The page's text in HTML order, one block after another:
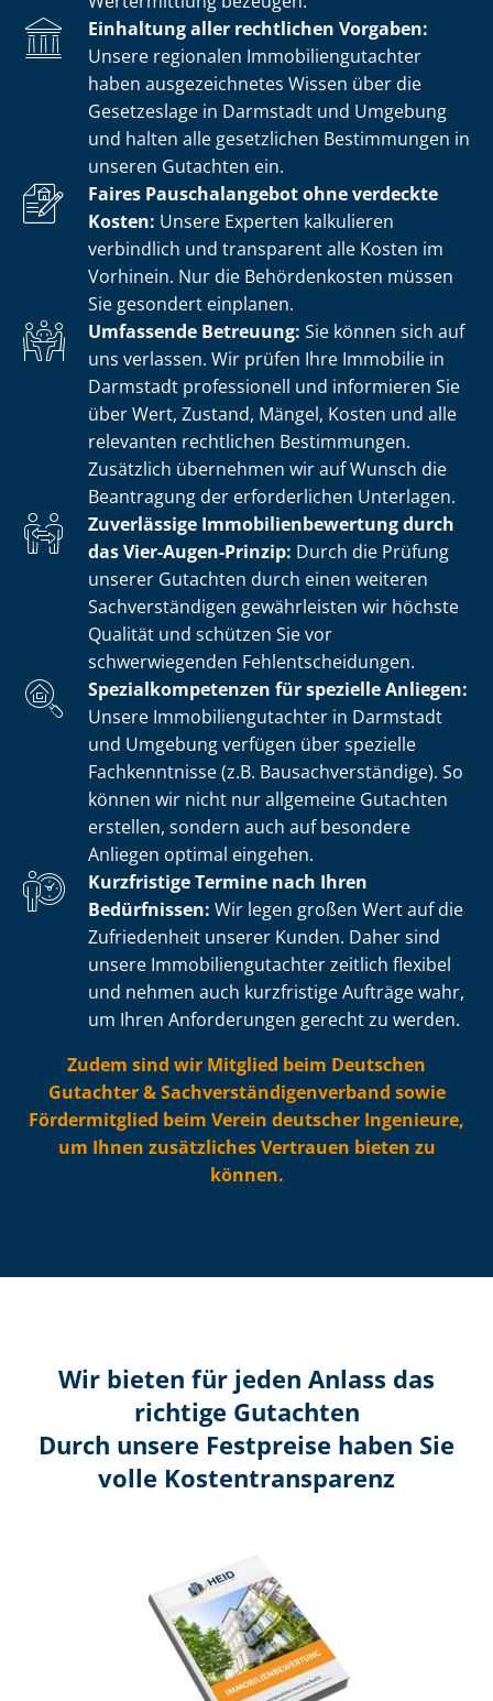
Einhaltung aller rechtlichen Vorgaben:
Unsere regionalen Im­mo­bi­li­en­gut­ach­ter
haben ausgezeichnetes Wissen über die
Gesetzeslage in Darmstadt und Umgebung
und halten alle gesetzlichen Bestimmungen in
unseren Gutachten ein.
Faires Pauschalangebot ohne verdeckte
Kosten: Unsere Experten kalkulieren
verbindlich und transparent alle Kosten im
Vorhinein. Nur die Behördenkosten müssen
Sie gesondert einplanen.
Umfassende Betreuung: Sie können sich auf
uns verlassen. Wir prüfen Ihre Immobilie in
Darmstadt professionell und informieren Sie
über Wert, Zustand, Mängel, Kosten und alle
relevanten rechtlichen Bestimmungen.
Zusätzlich übernehmen wir auf Wunsch die
Beantragung der erforderlichen Unterlagen.
Zuverlässige Im­mo­bi­li­en­be­wer­tung durch
das Vier-Augen-Prinzip: Durch die Prüfung
unserer Gutachten durch einen weiteren
Sach­ver­stän­di­gen gewährleisten wir höchste
Qualität und schützen Sie vor
schwerwiegenden Fehl­ent­schei­dun­gen.
Spe­zi­al­kom­pe­ten­zen für spezielle Anliegen:
Unsere Im­mo­bi­li­en­gut­ach­ter in Darmstadt
und Umgebung verfügen über spezielle
Fachkenntnisse (z.B. Bau­sach­ver­stän­di­ge). So
können wir nicht nur allgemeine Gutachten
erstellen, sondern auch auf besondere
Anliegen optimal eingehen.
Kurzfristige Termine nach Ihren
Bedürfnissen: Wir legen großen Wert auf die
Zufriedenheit unserer Kunden. Daher sind
unsere Im­mo­bi­li­en­gut­ach­ter zeitlich flexibel
und nehmen auch kurzfristige Aufträge wahr,
um Ihren Anforderungen gerecht zu werden.
Zudem sind wir Mitglied beim Deutschen
Gutachter & Sach­ver­stän­di­gen­ver­band sowie
Fördermitglied beim Verein deutscher Ingenieure,
um Ihnen zusätzliches Vertrauen bieten zu
können.
Wir bieten für jeden Anlass das
richtige Gutachten
Durch unsere Festpreise haben Sie
volle Kosten­transparenz